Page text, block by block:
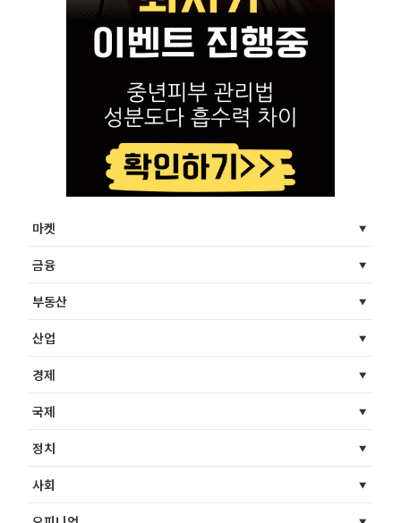
마켓
금융
부동산
산업
경제
국제
정치
사회